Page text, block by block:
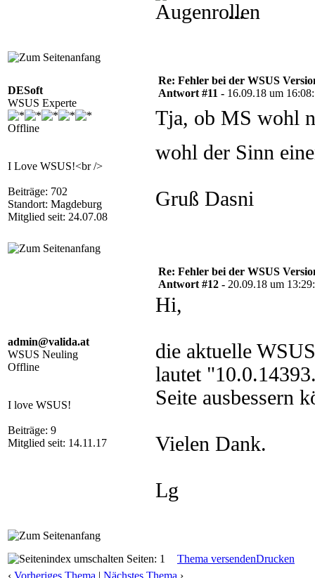
...
DESoft
WSUS Experte
Offline
I Love WSUS!<br />
Beiträge: 702
Standort: Magdeburg
Mitglied seit: 24.07.08
Re: Fehler bei der WSUS
Antwort #11 - 16.09.18 um
Tja, ob MS wohl
wohl der Sinn
Gruß Dasni
admin@valida.at
WSUS Neuling
Offline
I love WSUS!
Beiträge: 9
Mitglied seit: 14.11.17
Re: Fehler bei der WSUS
Antwort #12 - 20.09.18 um
Hi,
die aktuelle
lautet
Seite ausbessern
Vielen Dank.
Lg
Seiten: 1 Thema versendenDrucken
‹ Vorheriges Thema | Nächstes Thema ›